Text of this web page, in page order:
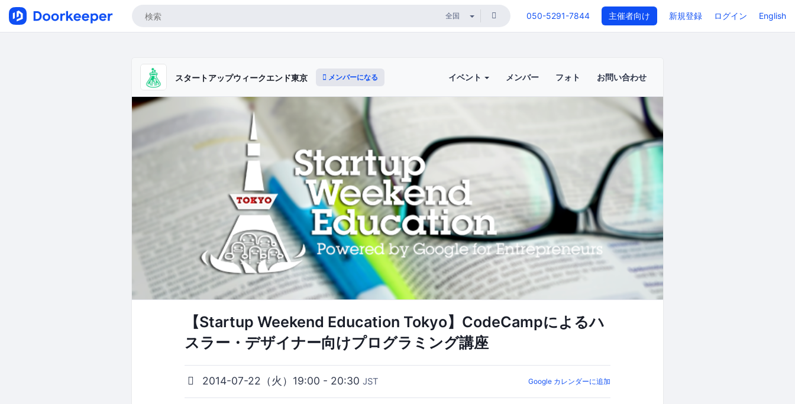
050-5291-7844 主催者向け 新規登録 ログイン English
スタートアップウィークエンド東京 メンバーになる イベント メンバー フォト お問い合わせ
【Startup Weekend Education Tokyo】CodeCampによるハ
スラー・デザイナー向けプログラミング講座
2014-07-22（火）19:00 - 20:30 JST Google カレンダーに追加